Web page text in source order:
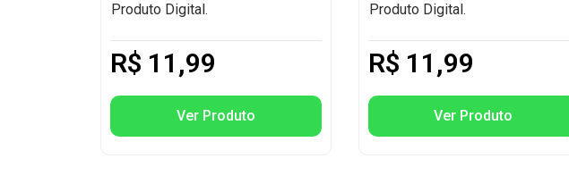
Produto Digital.
R$ 11,99
Ver Produto
Produto Digital.
R$ 11,99
Ver Produto